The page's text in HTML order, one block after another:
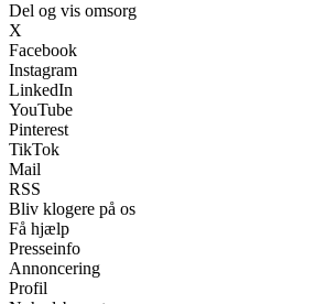
Del og vis omsorg
X
Facebook
Instagram
LinkedIn
YouTube
Pinterest
TikTok
Mail
RSS
Bliv klogere på os
Få hjælp
Presseinfo
Annoncering
Profil